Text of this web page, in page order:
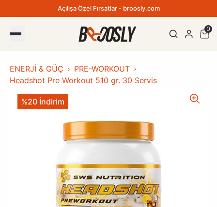
Açılışa Özel Fırsatlar - broosly.com
0
ENERJİ & GÜÇ
PRE-WORKOUT
Headshot Pre Workout 510 gr. 30 Servis
%20 İndirim